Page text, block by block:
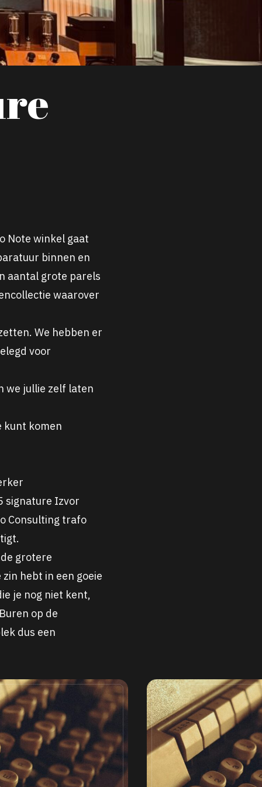
Note winkel gaat
binnen en
aantal grote parels
waarover
We hebben er
voor
we jullie zelf laten
kunt komen
signature Izvor
Consulting trafo
grotere
hebt in een goeie
je nog niet kent,
op de
dus een